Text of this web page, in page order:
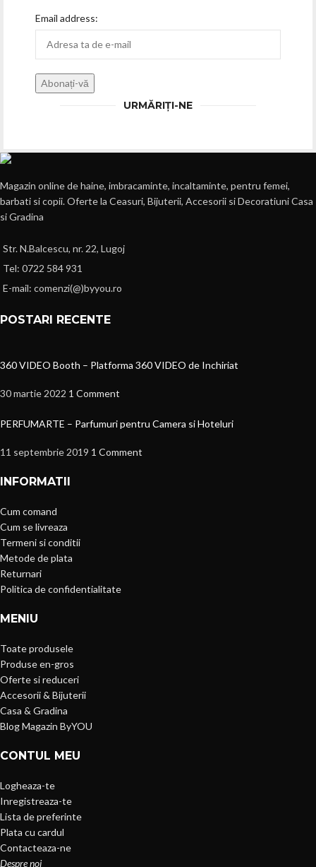
Email address:
URMĂRIȚI-NE
Magazin online de haine, imbracaminte, incaltaminte, pentru femei,
barbati si copii. Oferte la Ceasuri, Bijuterii, Accesorii si Decoratiuni Casa
si Gradina
Str. N.Balcescu, nr. 22, Lugoj
Tel: 0722 584 931
E-mail: comenzi(@)byyou.ro
POSTARI RECENTE
360 VIDEO Booth – Platforma 360 VIDEO de Inchiriat
30 martie 2022 1 Comment
PERFUMARTE – Parfumuri pentru Camera si Hoteluri
11 septembrie 2019 1 Comment
INFORMATII
Cum comand
Cum se livreaza
Termeni si conditii
Metode de plata
Returnari
Politica de confidentialitate
MENIU
Toate produsele
Produse en-gros
Oferte si reduceri
Accesorii & Bijuterii
Casa & Gradina
Blog Magazin ByYOU
CONTUL MEU
Logheaza-te
Inregistreaza-te
Lista de preferinte
Plata cu cardul
Contacteaza-ne
Despre noi